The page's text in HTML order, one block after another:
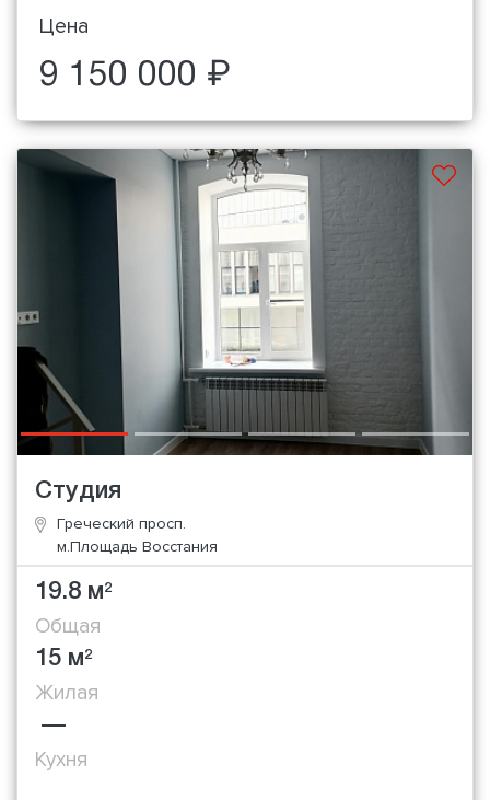
Цена
9 150 000 ₽
Студия
Греческий просп.
м.Площадь Восстания
19.8 м2
Общая
15 м2
Жилая
—
Кухня